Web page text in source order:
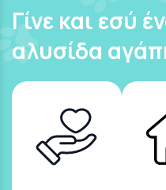
Γίνε και εσύ
αλυσίδα